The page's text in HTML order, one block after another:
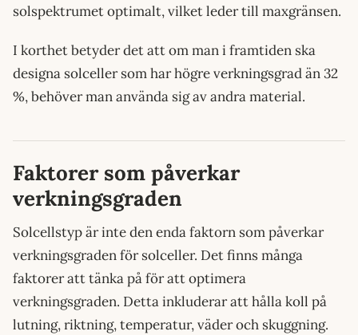
solspektrumet optimalt, vilket leder till maxgränsen.
I korthet betyder det att om man i framtiden ska
designa solceller som har högre verkningsgrad än 32
%, behöver man använda sig av andra material.
Faktorer som påverkar
verkningsgraden
Solcellstyp är inte den enda faktorn som påverkar
verkningsgraden för solceller. Det finns många
faktorer att tänka på för att optimera
verkningsgraden. Detta inkluderar att hålla koll på
lutning, riktning, temperatur, väder och skuggning.